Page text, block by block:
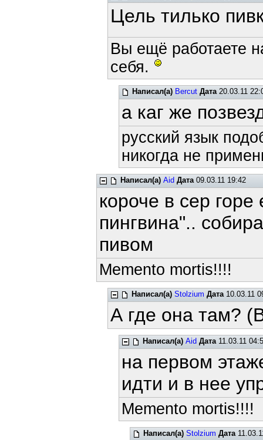
Цель тилько
Вы ещё работаете
себя.
Написал(а) Bercut Дата20.03.11
а каг же
русский язык
никогда не
Написал(а) Aid Дата09.03.11 19:42
короче в сер
пингвина"..
пивом
Memento mortis!!!!
Написал(а) Stolzium Дата10.03.11
А где она там?
Написал(а) Aid Дата11.03.11
на первом
идти и в нее
Memento mortis!!!!
Написал(а) Stolzium Дата